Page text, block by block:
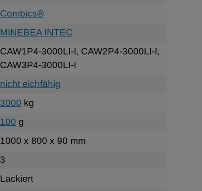
Combics®
MINEBEA INTEC
CAW1P4-3000LI-I, CAW2P4-3000LI-I,
CAW3P4-3000LI-I
nicht eichfähig
3000 kg
100 g
1000 x 800 x 90 mm
3
Lackiert